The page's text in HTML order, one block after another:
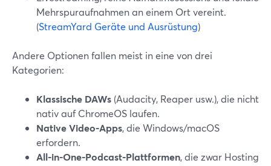
Mehrspuraufnahmen an einem Ort vereint.
(StreamYard Geräte und Ausrüstung)
Andere Optionen fallen meist in eine von drei
Kategorien:
Klassische DAWs (Audacity, Reaper usw.), die nicht
nativ auf ChromeOS laufen.
Native Video-Apps, die Windows/macOS
erfordern.
All-in-One-Podcast-Plattformen, die zwar Hosting